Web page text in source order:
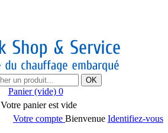
OK
Panier (vide) 0
Votre panier est vide
Votre compte Bienvenue Identifiez-vous